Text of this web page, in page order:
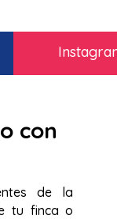
con
de la
tu finca o